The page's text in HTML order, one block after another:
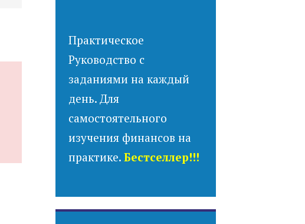
Практическое
Руководство с
заданиями на каждый
день. Для
самостоятельного
изучения финансов на
практике.Бестселлер!!!